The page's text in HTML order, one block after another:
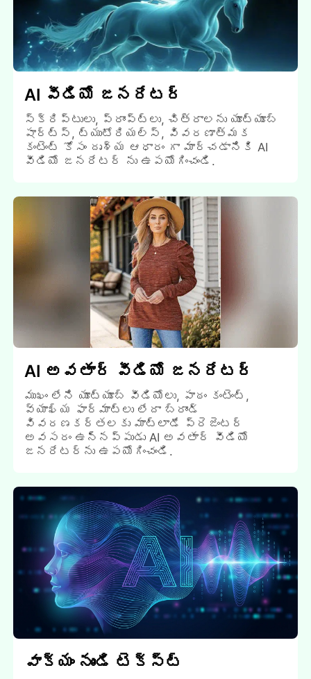
AI వీడియో జనరేటర్
స్క్రిప్టులు, ప్రాంప్ట్లు, చిత్రాలను యూట్యూబ్
షార్ట్స్, ట్యుటోరియల్స్, వివరణాత్మక
కంటెంట్ కోసం దృశ్య ఆధారం గా మార్చడానికి AI
వీడియో జనరేటర్ ను ఉపయోగించండి.
AI అవతార్ వీడియో జనరేటర్
ముఖం లేని యూట్యూబ్ వీడియోలు, పాఠం కంటెంట్,
వ్యాఖ్య ఫార్మాట్లు లేదా బ్రాండ్
వివరణకర్తలకు మాట్లాడే ప్రెజెంటర్
అవసరం ఉన్నప్పుడు AI అవతార్ వీడియో
జనరేటర్ను ఉపయోగించండి.
వాక్యం నుండి టెక్స్ట్